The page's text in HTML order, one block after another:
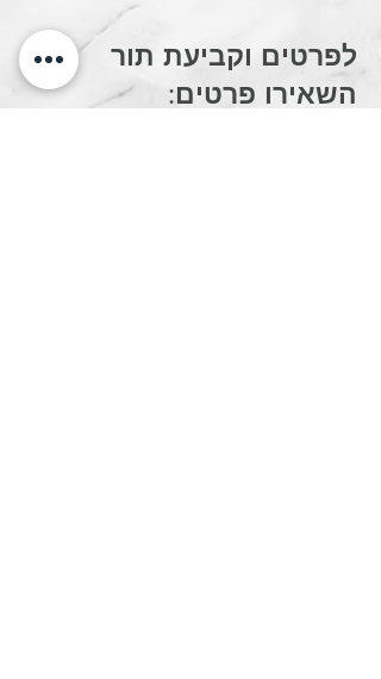
לפרטים וקביעת תור
השאירו פרטים: